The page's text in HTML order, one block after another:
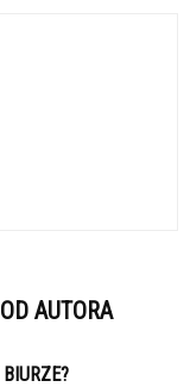
AUTORA